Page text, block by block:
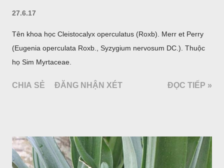
27.6.17
Tên khoa học Cleistocalyx operculatus (Roxb). Merr et Perry
(Eugenia operculata Roxb., Syzygium nervosum DC.). Thuộc
họ Sim Myrtaceae.
CHIA SẺ ĐĂNG NHẬN XÉT ĐỌC TIẾP »